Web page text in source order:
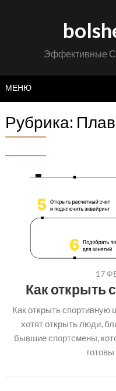
Эффективные
МЕНЮ
Рубрика:
17
Как открыть
Как открыть
хотят открыть люди,
бывшие спортсмены,